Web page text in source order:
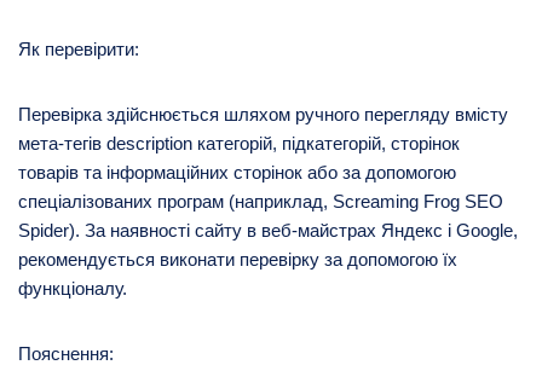
Як перевірити:
Перевірка здійснюється шляхом ручного перегляду вмісту
мета-тегів description категорій, підкатегорій, сторінок
товарів та інформаційних сторінок або за допомогою
спеціалізованих програм (наприклад, Screaming Frog SEO
Spider). За наявності сайту в веб-майстрах Яндекс і Google,
рекомендується виконати перевірку за допомогою їх
функціоналу.
Пояснення: